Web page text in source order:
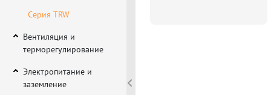
Серия TRW
Вентиляция и
терморегулирование
Электропитание и
заземление